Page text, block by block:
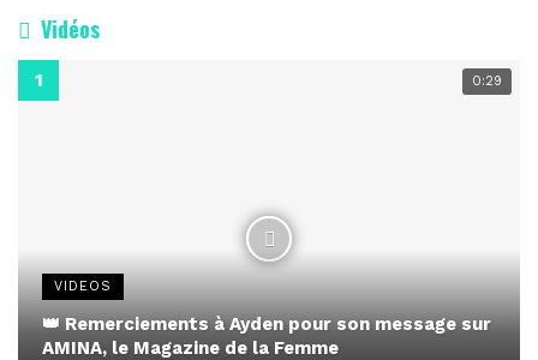
Vidéos
0:29
VIDEOS
👑 Remerciements à Ayden pour son message sur
AMINA, le Magazine de la Femme